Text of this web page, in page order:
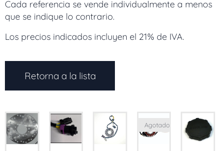
Cada referencia se vende individualmente a menos
que se indique lo contrario.
Los precios indicados incluyen el 21% de IVA.
Retorna a la lista
Agotado